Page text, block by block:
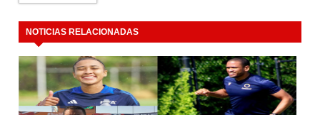
NOTICIAS RELACIONADAS